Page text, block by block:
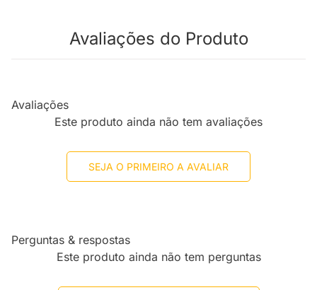
Avaliações do Produto
Avaliações
Este produto ainda não tem avaliações
SEJA O PRIMEIRO A AVALIAR
Perguntas & respostas
Este produto ainda não tem perguntas